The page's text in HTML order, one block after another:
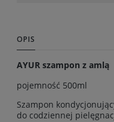
OPIS
AYUR szampon z amlą
pojemność 500ml
Szampon
do codziennej